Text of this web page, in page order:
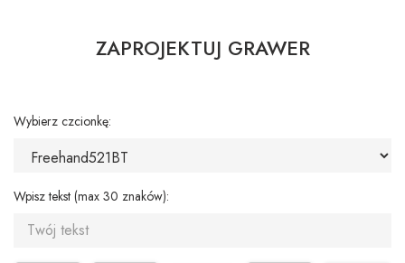
ZAPROJEKTUJ GRAWER
Wybierz czcionkę:
Wpisz tekst (max 30 znaków):